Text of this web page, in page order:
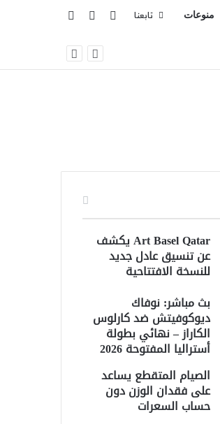
منوعات تابعنا تسجيل الدخول
إضافة عمود
Art Basel Qatar يكشف
عن تنسيق عادل جديد
للنسخة الافتتاحية
بث مباشر: نوفاك
ديوكوفيتش ضد كارلوس
الكاراز – نهائي بطولة
أستراليا المفتوحة 2026
الصيام المتقطع يساعد
على فقدان الوزن دون
حساب السعرات